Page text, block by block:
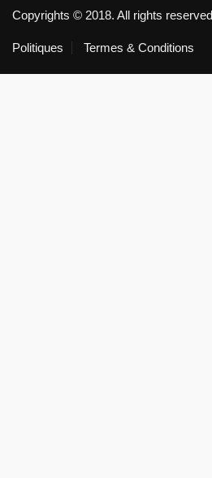
Copyrights © 2018. All rights reserved
Politiques Termes & Conditions